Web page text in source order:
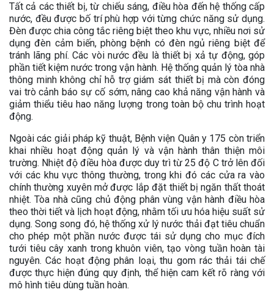
Tất cả các thiết bị, từ chiếu sáng, điều hòa đến hệ thống cấp
nước, đều được bố trí phù hợp với từng chức năng sử dụng.
Đèn được chia công tắc riêng biệt theo khu vực, nhiều nơi sử
dụng đèn cảm biến, phòng bệnh có đèn ngủ riêng biệt để
tránh lãng phí. Các vòi nước đều là thiết bị xả tự động, góp
phần tiết kiệm nước trong vận hành. Hệ thống quản lý tòa nhà
thông minh không chỉ hỗ trợ giám sát thiết bị mà còn đóng
vai trò cảnh báo sự cố sớm, nâng cao khả năng vận hành và
giảm thiểu tiêu hao năng lượng trong toàn bộ chu trình hoạt
động.
Ngoài các giải pháp kỹ thuật, Bệnh viện Quân y 175 còn triển
khai nhiều hoạt động quản lý và vận hành thân thiện môi
trường. Nhiệt độ điều hòa được duy trì từ 25 độ C trở lên đối
với các khu vực thông thường, trong khi đó các cửa ra vào
chính thường xuyên mở được lắp đặt thiết bị ngăn thất thoát
nhiệt. Tòa nhà cũng chủ động phân vùng vận hành điều hòa
theo thời tiết và lịch hoạt động, nhằm tối ưu hóa hiệu suất sử
dụng. Song song đó, hệ thống xử lý nước thải đạt tiêu chuẩn
cho phép một phần nước được tái sử dụng cho mục đích
tưới tiêu cây xanh trong khuôn viên, tạo vòng tuần hoàn tài
nguyên. Các hoạt động phân loại, thu gom rác thải tái chế
được thực hiện đúng quy định, thể hiện cam kết rõ ràng với
mô hình tiêu dùng tuần hoàn.